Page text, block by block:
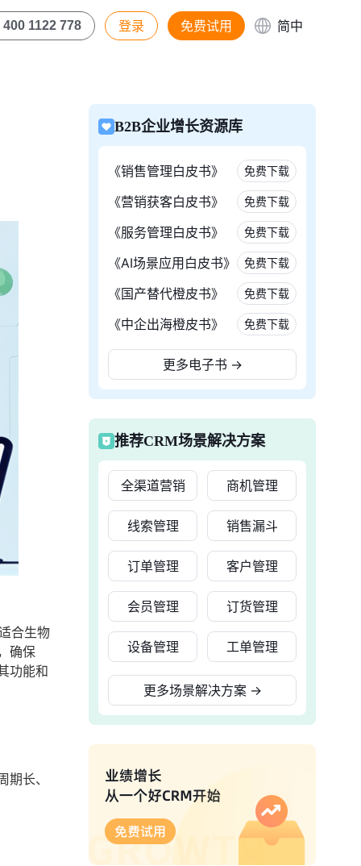
400 1122 778 登录 免费试用 简中
合生物
确保
功能和
长、
B2B企业增长资源库
《销售管理白皮书》 免费下载
《营销获客白皮书》 免费下载
《服务管理白皮书》 免费下载
《AI场景应用白皮书》 免费下载
《国产替代橙皮书》 免费下载
《中企出海橙皮书》 免费下载
更多电子书 →
推荐CRM场景解决方案
全渠道营销 商机管理
线索管理 销售漏斗
订单管理 客户管理
会员管理 订货管理
设备管理 工单管理
更多场景解决方案 →